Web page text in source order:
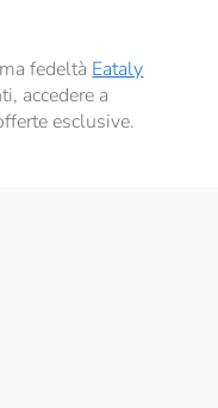
fedeltà Eataly
accedere a
esclusive.